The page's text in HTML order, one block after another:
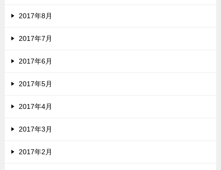
2017年8月
2017年7月
2017年6月
2017年5月
2017年4月
2017年3月
2017年2月